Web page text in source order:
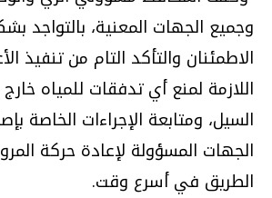
وجميع الجهات المعنية، بالتواجد
الاطمئنان والتأكد التام من تنفيذ
اللازمة لمنع أي تدفقات للمياه
السيل، ومتابعة الإجراءات الخاصة
الجهات المسؤولة لإعادة حركة
الطريق في أسرع وقت.